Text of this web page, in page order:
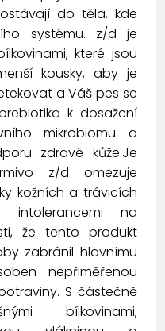
do těla, kde
systému. z/d je
které jsou
kousky, aby je
a Váš pes se
k dosažení
mikrobiomu a
zdravé kůže.Je
z/d omezuje
kožních a trávicích
intolerancemi na
že tento produkt
zabránil hlavnímu
nepřiměřenou
S částečně
bílkovinami,